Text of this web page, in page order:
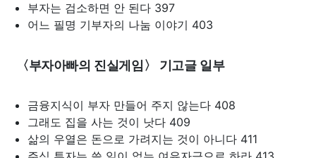
부자는 검소하면 안 된다 397
어느 필명 기부자의 나눔 이야기 403
〈부자아빠의 진실게임〉 기고글 일부
금융지식이 부자 만들어 주지 않는다 408
그래도 집을 사는 것이 낫다 409
삶의 우열은 돈으로 가려지는 것이 아니다 411